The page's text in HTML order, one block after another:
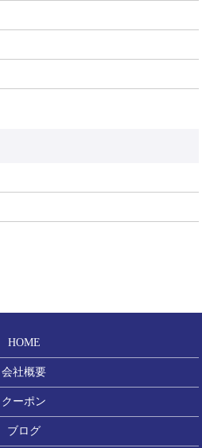
HOME
会社概要
クーポン
ブログ